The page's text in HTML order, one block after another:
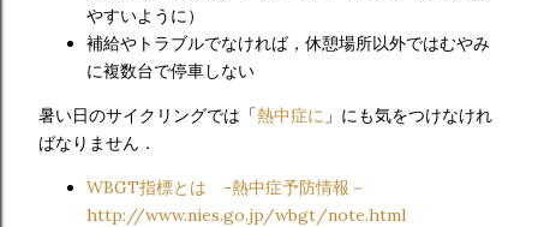
やすいように）
補給やトラブルでなければ，休憩場所以外ではむやみ
に複数台で停車しない
暑い日のサイクリングでは「熱中症に 」にも気をつけなけれ
ばなりません．
WBGT指標とは -熱中症予防情報－
http://www.nies.go.jp/wbgt/note.html